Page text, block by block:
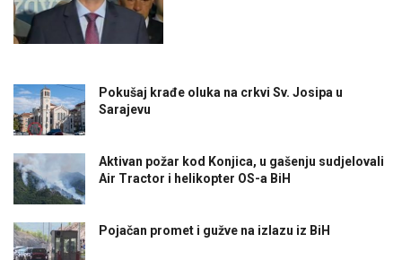
Pokušaj krađe oluka na crkvi Sv. Josipa u
Sarajevu
Aktivan požar kod Konjica, u gašenju sudjelovali
Air Tractor i helikopter OS-a BiH
Pojačan promet i gužve na izlazu iz BiH